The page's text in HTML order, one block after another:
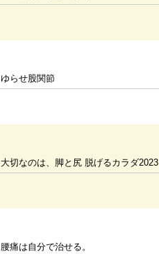
ゆらせ股関節
大切なのは、脚と尻 脱げるカラダ2023
腰痛は自分で治せる。